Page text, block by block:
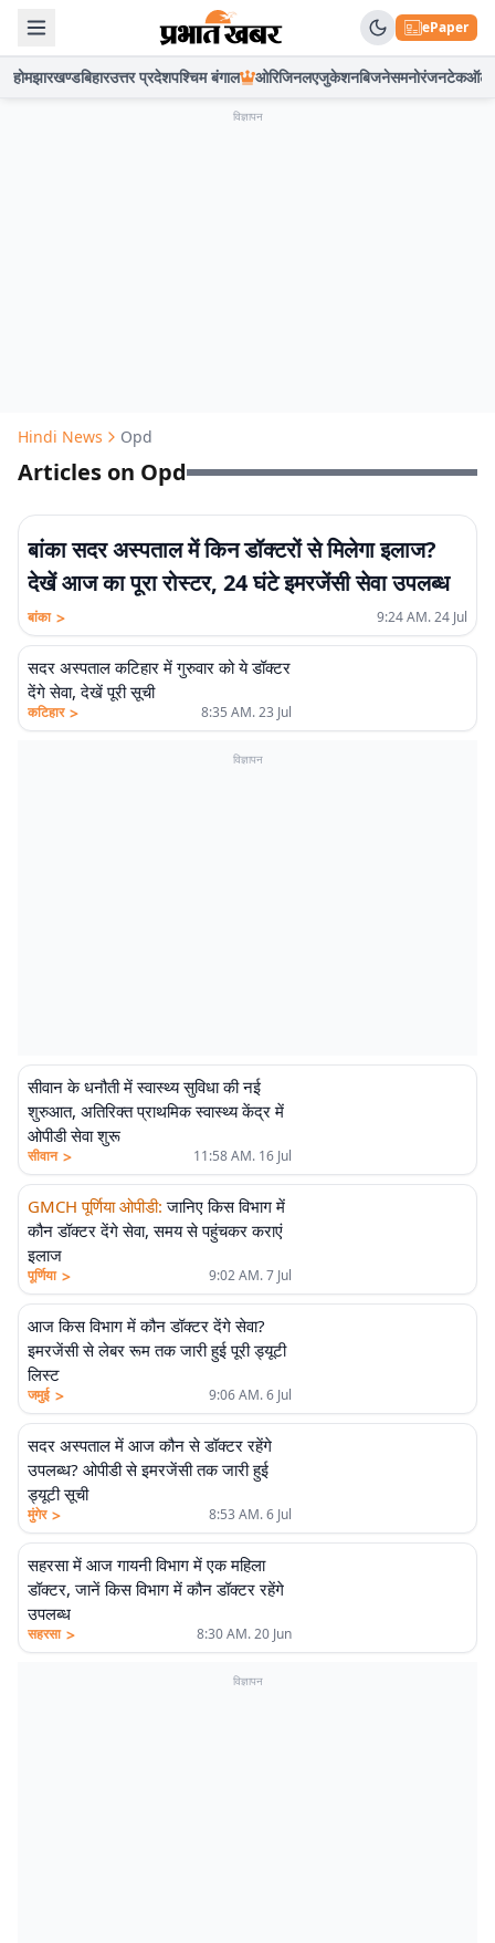
ePaper
होमझारखण्डबिहारउत्तर प्रदेशपश्चिम बंगाल ओरिजिनलएजुकेशनबिजनेसमनोरंजनटेकऑटो
विज्ञापन
Hindi News Opd
Articles on Opd
बांका सदर अस्पताल में किन डॉक्टरों से मिलेगा इलाज?
देखें आज का पूरा रोस्टर, 24 घंटे इमरजेंसी सेवा उपलब्ध
बांका > 9:24 AM. 24 Jul
सदर अस्पताल कटिहार में गुरुवार को ये डॉक्टर
देंगे सेवा, देखें पूरी सूची
कटिहार > 8:35 AM. 23 Jul
विज्ञापन
सीवान के धनौती में स्वास्थ्य सुविधा की नई
शुरुआत, अतिरिक्त प्राथमिक स्वास्थ्य केंद्र में
ओपीडी सेवा शुरू
सीवान > 11:58 AM. 16 Jul
GMCH पूर्णिया ओपीडी: जानिए किस विभाग में
कौन डॉक्टर देंगे सेवा, समय से पहुंचकर कराएं
इलाज
पूर्णिया > 9:02 AM. 7 Jul
आज किस विभाग में कौन डॉक्टर देंगे सेवा?
इमरजेंसी से लेबर रूम तक जारी हुई पूरी ड्यूटी
लिस्ट
जमुई > 9:06 AM. 6 Jul
सदर अस्पताल में आज कौन से डॉक्टर रहेंगे
उपलब्ध? ओपीडी से इमरजेंसी तक जारी हुई
ड्यूटी सूची
मुंगेर > 8:53 AM. 6 Jul
सहरसा में आज गायनी विभाग में एक महिला
डॉक्टर, जानें किस विभाग में कौन डॉक्टर रहेंगे
उपलब्ध
सहरसा > 8:30 AM. 20 Jun
विज्ञापन